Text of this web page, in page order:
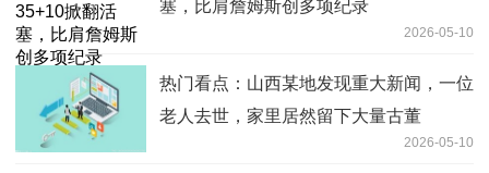
塞，比肩詹姆斯创多项纪录
2026-05-10
热门看点：山西某地发现重大新闻，一位
老人去世，家里居然留下大量古董
2026-05-10